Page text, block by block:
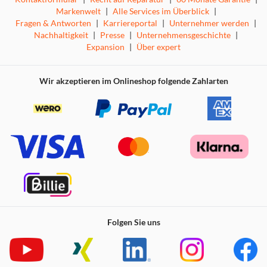
Markenwelt | Alle Services im Überblick |
Fragen & Antworten | Karriereportal | Unternehmer werden |
Nachhaltigkeit | Presse | Unternehmensgeschichte |
Expansion | Über expert
Wir akzeptieren im Onlineshop folgende Zahlarten
Folgen Sie uns